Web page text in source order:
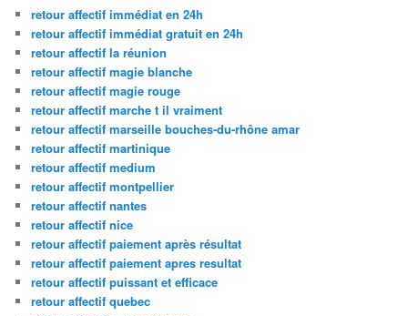
retour affectif immédiat en 24h
retour affectif immédiat gratuit en 24h
retour affectif la réunion
retour affectif magie blanche
retour affectif magie rouge
retour affectif marche t il vraiment
retour affectif marseille bouches-du-rhône amar
retour affectif martinique
retour affectif medium
retour affectif montpellier
retour affectif nantes
retour affectif nice
retour affectif paiement après résultat
retour affectif paiement apres resultat
retour affectif puissant et efficace
retour affectif quebec